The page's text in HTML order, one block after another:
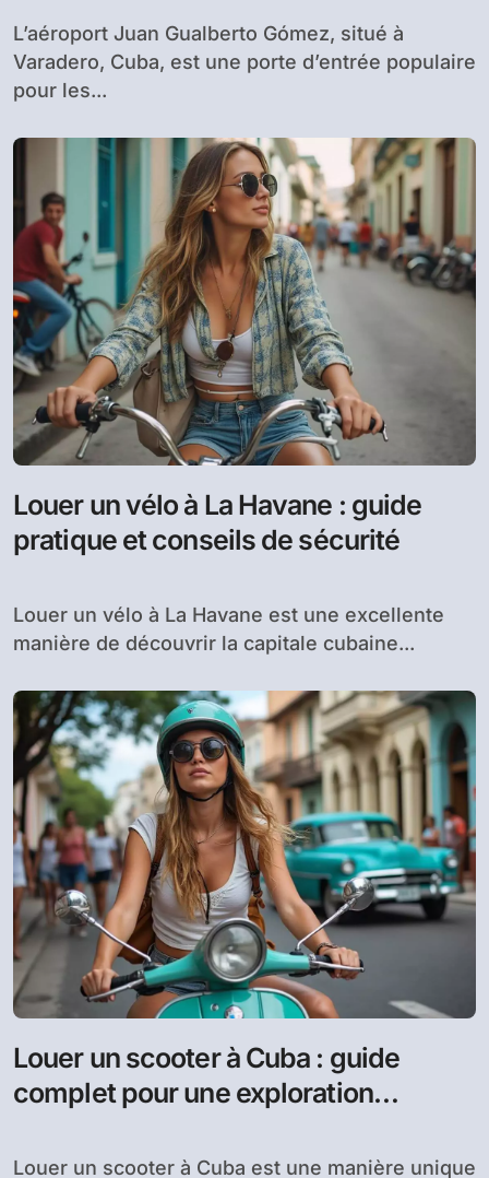
L’aéroport Juan Gualberto Gómez, situé à
Varadero, Cuba, est une porte d’entrée populaire
pour les...
Louer un vélo à La Havane : guide
pratique et conseils de sécurité
Louer un vélo à La Havane est une excellente
manière de découvrir la capitale cubaine...
Louer un scooter à Cuba : guide
complet pour une exploration
Louer un scooter à Cuba est une manière unique